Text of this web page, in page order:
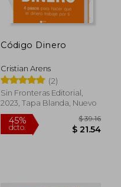
Código Dinero
Cristian Arens
(2)
Sin Fronteras Editorial,
2023, Tapa Blanda, Nuevo